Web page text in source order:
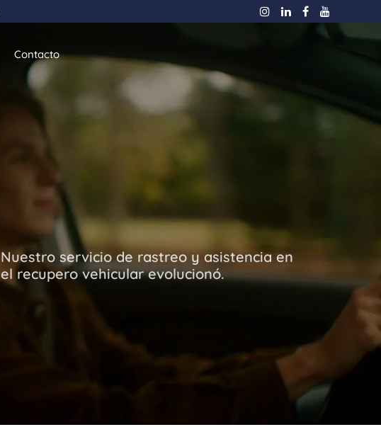
Empresas
Contacto
Nuestro servicio de rastreo y asistencia en
el recupero vehicular evolucionó.